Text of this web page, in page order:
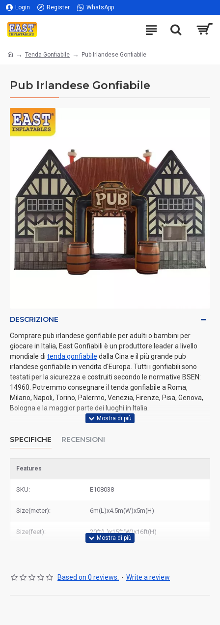
Login Register WhatsApp
Tenda Gonfiabile Pub Irlandese Gonfiabile
Pub Irlandese Gonfiabile
DESCRIZIONE
Comprare pub irlandese gonfiabile per adulti o bambini per
giocare in Italia, East Gonfiabili è un produttore leader a livello
mondiale di tenda gonfiabile dalla Cina e il più grande pub
irlandese gonfiabile in vendita d'Europa. Tutti i gonfiabili sono
testati per la sicurezza e costruiti secondo le normative BSEN:
14960. Potremmo consegnare il tenda gonfiabile a Roma,
Milano, Napoli, Torino, Palermo, Venezia, Firenze, Pisa, Genova,
Bologna e la maggior parte dei luoghi in Italia.
SPECIFICHE RECENSIONI
Features
SKU: E108038
Size(meter): 6m(L)x4.5m(W)x5m(H)
Size(feet): 20ft(L)x15ft(W)x16ft(H)
Based on 0 reviews. - Write a review